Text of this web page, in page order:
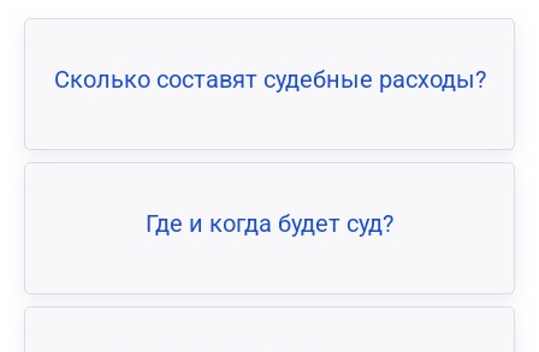
Сколько составят судебные расходы?
Где и когда будет суд?